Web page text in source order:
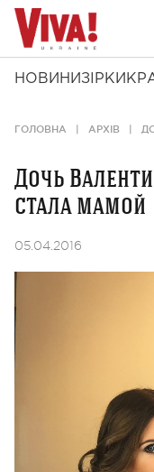
НОВИНИ ЗІРКИ
ГОЛОВНА АРХІВ
Дочь
стала мамой
05.04.2016